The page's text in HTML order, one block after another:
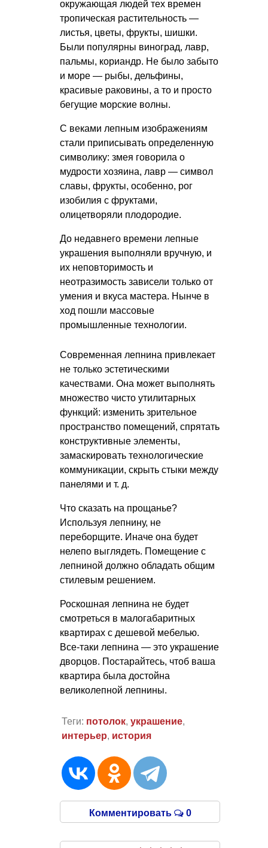
окружающая людей тех времен
тропическая растительность —
листья, цветы, фрукты, шишки.
Были популярны виноград, лавр,
пальмы, кориандр. Не было забыто
и море — рыбы, дельфины,
красивые раковины, а то и просто
бегущие морские волны.
С веками лепным изображениям
стали приписывать определенную
символику: змея говорила о
мудрости хозяина, лавр — символ
славы, фрукты, особенно, рог
изобилия с фруктами,
олицетворяли плодородие.
До недавнего времени лепные
украшения выполняли вручную, и
их неповторимость и
неотразимость зависели только от
умения и вкуса мастера. Нынче в
ход пошли массовые
промышленные технологии.
Современная лепнина привлекает
не только эстетическими
качествами. Она может выполнять
множество чисто утилитарных
функций: изменить зрительное
пространство помещений, спрятать
конструктивные элементы,
замаскировать технологические
коммуникации, скрыть стыки между
панелями и т. д.
Что сказать на прощанье?
Используя лепнину, не
переборщите. Иначе она будет
нелепо выглядеть. Помещение с
лепниной должно обладать общим
стилевым решением.
Роскошная лепнина не будет
смотреться в малогабаритных
квартирах с дешевой мебелью.
Все-таки лепнина — это украшение
дворцов. Постарайтесь, чтоб ваша
квартира была достойна
великолепной лепнины.
Теги: потолок, украшение,
интерьер, история
Комментировать 0